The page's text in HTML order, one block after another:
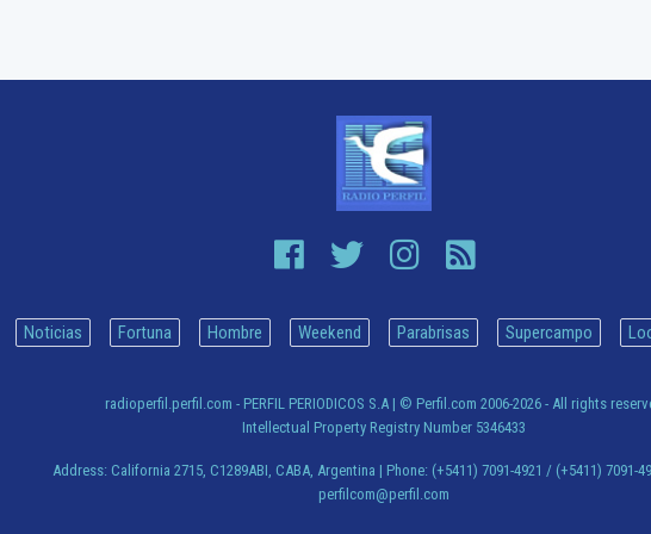
Noticias Fortuna Hombre Weekend Parabrisas Supercampo
radioperfil.perfil.com - PERFIL PERIODICOS S.A| © Perfil.com 2006-2026 - All rights
Intellectual Property Registry Number 5346433
Address: California 2715, C1289ABI, CABA, Argentina | Phone: (+5411) 7091-4921 / (+5411) 7091-
perfilcom@perfil.com